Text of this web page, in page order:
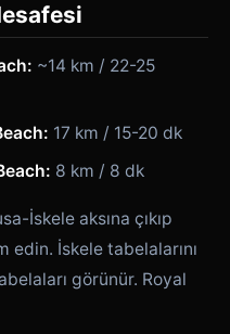
~14 km / 22-25
17 km / 15-20 dk
8 km / 8 dk
İskele aksına çıkıp
edin. İskele tabelalarını
görünür. Royal